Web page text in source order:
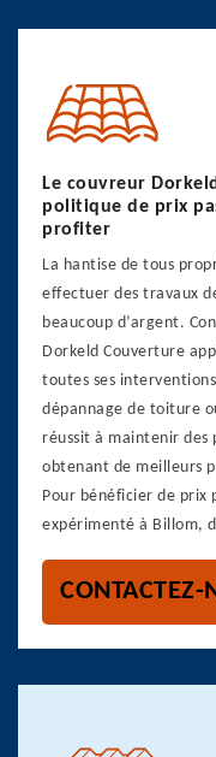
Le couvreur
politique de prix
profiter
La hantise de tous
effectuer des travaux
beaucoup d’argent.
Dorkeld Couverture
toutes ses
dépannage de toiture
réussit à maintenir des
obtenant de meilleurs
Pour bénéficier de prix
expérimenté à Billom,
CONTACTEZ-